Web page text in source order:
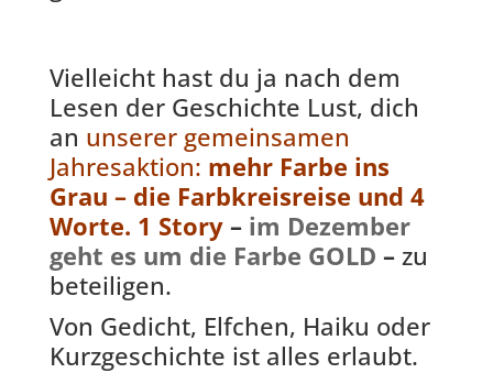
Vielleicht hast du ja nach dem
Lesen der Geschichte Lust, dich
an unserer gemeinsamen
Jahresaktion: mehr Farbe ins
Grau – die Farbkreisreise und 4
Worte. 1 Story– im Dezember
geht es um die Farbe GOLD – zu
beteiligen.
Von Gedicht, Elfchen, Haiku oder
Kurzgeschichte ist alles erlaubt.